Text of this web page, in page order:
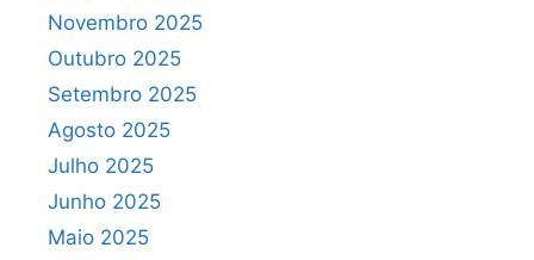
Novembro 2025
Outubro 2025
Setembro 2025
Agosto 2025
Julho 2025
Junho 2025
Maio 2025